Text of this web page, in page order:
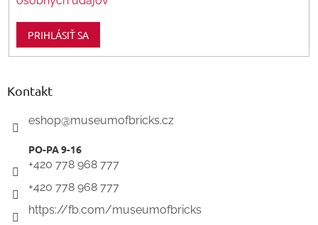
PRIHLÁSIŤ SA
Kontakt
eshop@museumofbricks.cz
+420 778 968 777
+420 778 968 777
https://fb.com/museumofbricks